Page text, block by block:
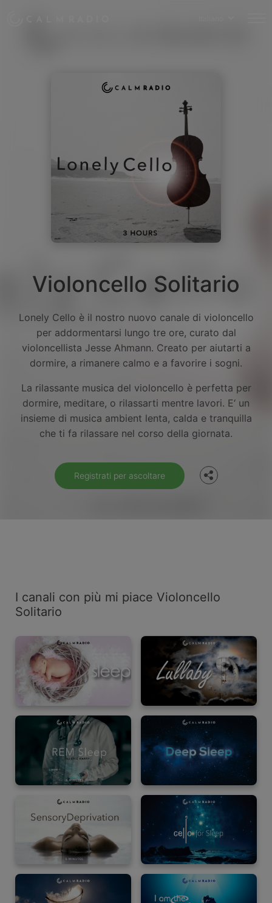
Violoncello Solitario
Lonely Cello è il nostro nuovo canale di violoncello
per addormentarsi lungo tre ore, curato dal
violoncellista Jesse Ahmann. Creato per aiutarti a
dormire, a rimanere calmo e a favorire i sogni.
La rilassante musica del violoncello è perfetta per
dormire, meditare, o rilassarti mentre lavori. E‘ un
insieme di musica ambient lenta, calda e tranquilla
che ti fa rilassare nel corso della giornata.
Registrati per ascoltare
Facebook
Twitter
I canali con più mi piace Violoncello
Solitario